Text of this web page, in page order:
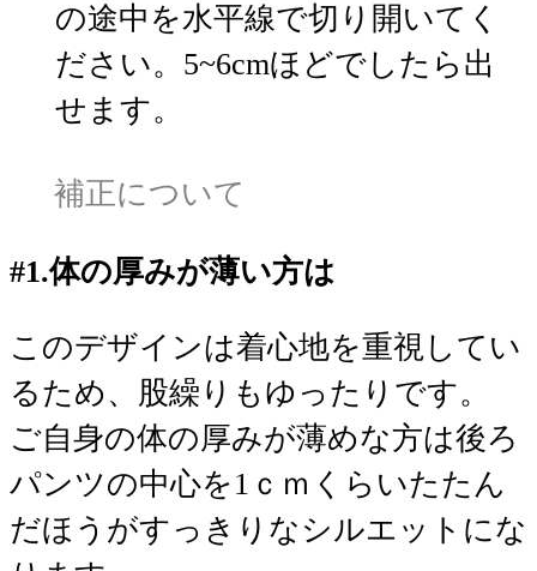
の途中を水平線で切り開いてく
ださい。5~6cmほどでしたら出
せます。
補正について
#1.体の厚みが薄い方は
このデザインは着心地を重視してい
るため、股繰りもゆったりです。
ご自身の体の厚みが薄めな方は後ろ
パンツの中心を1ｃｍくらいたたん
だほうがすっきりなシルエットにな